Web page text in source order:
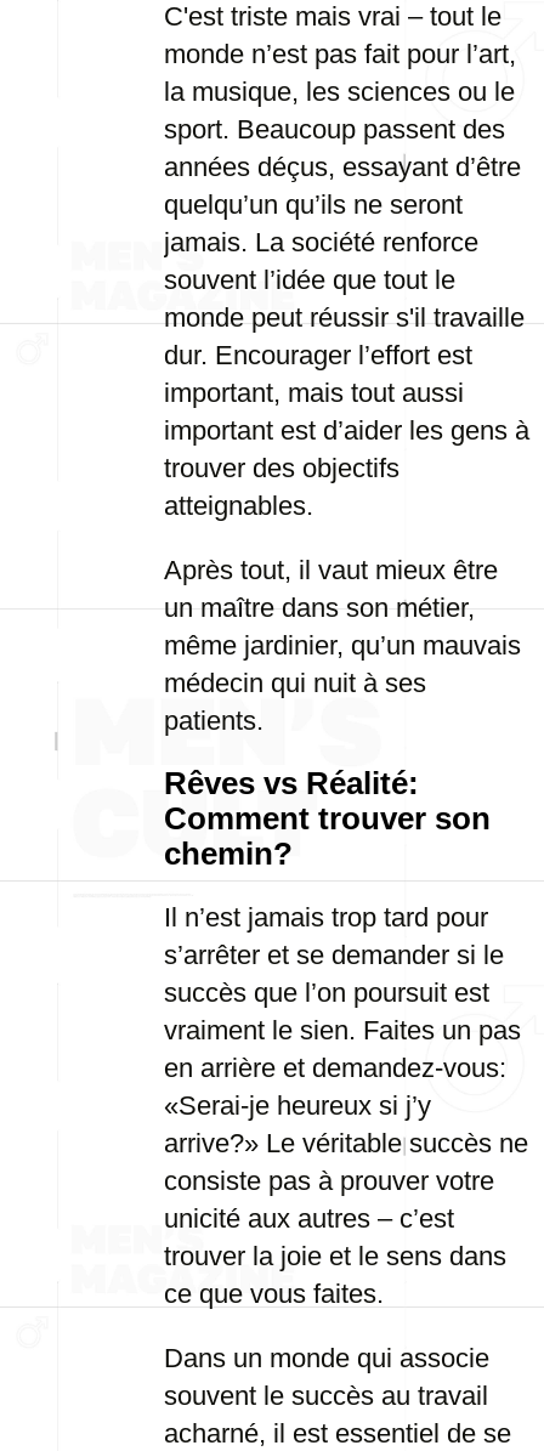
C'est triste mais vrai – tout le
monde n’est pas fait pour l’art,
la musique, les sciences ou le
sport. Beaucoup passent des
années déçus, essayant d’être
quelqu’un qu’ils ne seront
jamais. La société renforce
souvent l’idée que tout le
monde peut réussir s'il travaille
dur. Encourager l’effort est
important, mais tout aussi
important est d’aider les gens à
trouver des objectifs
atteignables.
Après tout, il vaut mieux être
un maître dans son métier,
même jardinier, qu’un mauvais
médecin qui nuit à ses
patients.
Rêves vs Réalité:
Comment trouver son
chemin?
Il n’est jamais trop tard pour
s’arrêter et se demander si le
succès que l’on poursuit est
vraiment le sien. Faites un pas
en arrière et demandez-vous:
«Serai-je heureux si j’y
arrive?» Le véritable succès ne
consiste pas à prouver votre
unicité aux autres – c’est
trouver la joie et le sens dans
ce que vous faites.
Dans un monde qui associe
souvent le succès au travail
acharné, il est essentiel de se